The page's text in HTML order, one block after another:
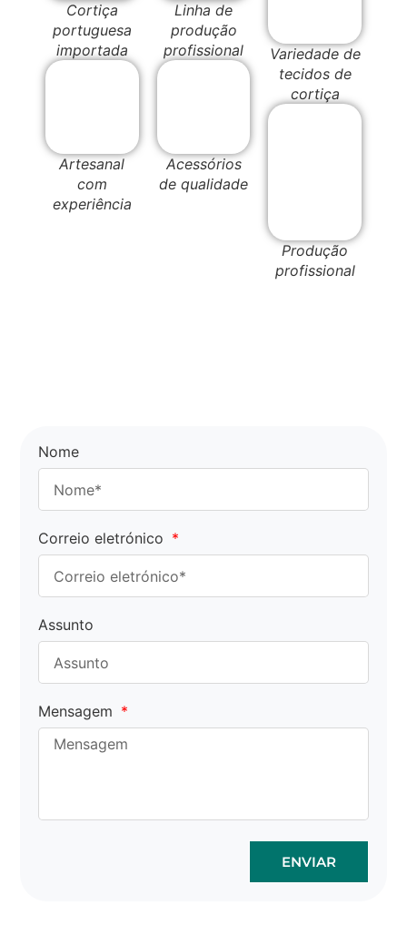
Cortiça
portuguesa
importada
Artesanal
com
experiência
Linha de
produção
profissional
Acessórios
de qualidade
Variedade de
tecidos de
cortiça
Produção
profissional
Nome
Correio eletrónico
Assunto
Mensagem
ENVIAR